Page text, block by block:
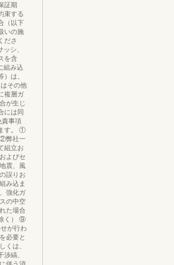
証期
束する
（以下
いの施
ださ
シ、
を含
組み込
は、
その他
複層ガ
が生じ
には同
責事項
す。 ①
②弊社一
組立お
よびセ
震、風
誤りお
み込ま
強化ガ
の中空
た場合
く） ⑨
が行わ
必要と
くは、
縞、